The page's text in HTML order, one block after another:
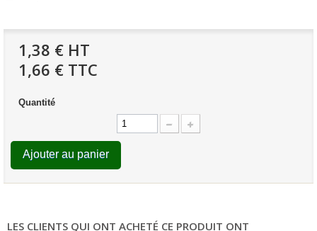
1,38 € HT
1,66 € TTC
Quantité
Ajouter au panier
LES CLIENTS QUI ONT ACHETÉ CE PRODUIT ONT